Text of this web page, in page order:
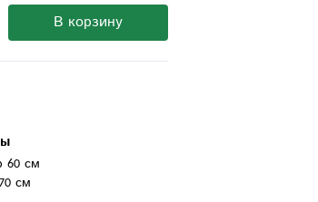
В корзину
60 см
см